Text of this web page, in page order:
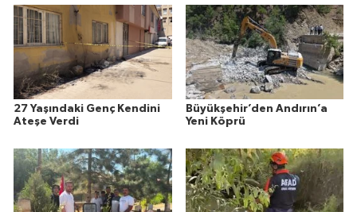
27 Yaşındaki Genç Kendini
Ateşe Verdi
Büyükşehir’den Andırın’a
Yeni Köprü